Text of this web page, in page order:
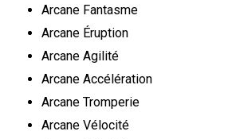
Arcane Fantasme
Arcane Éruption
Arcane Agilité
Arcane Accélération
Arcane Tromperie
Arcane Vélocité